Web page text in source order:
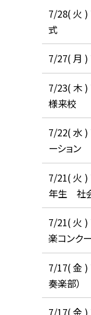
7/28( 火
式
7/27( 月
7/23( 木
様来校
7/22( 水
ーション
7/21( 火 )
年生 社会
7/21( 火
楽コンク
7/17( 金
奏楽部）
7/17( 金